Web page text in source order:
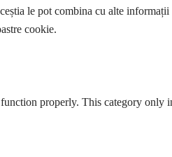
le pot combina cu alte
cookie.
properly. This category